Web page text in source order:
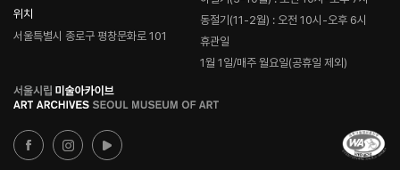
위치
서울특별시 종로구 평창문화로 101
동절기(11-2월) : 오전 10시-오후 6시
휴관일
1월 1일/매주 월요일(공휴일 제외)
로
고